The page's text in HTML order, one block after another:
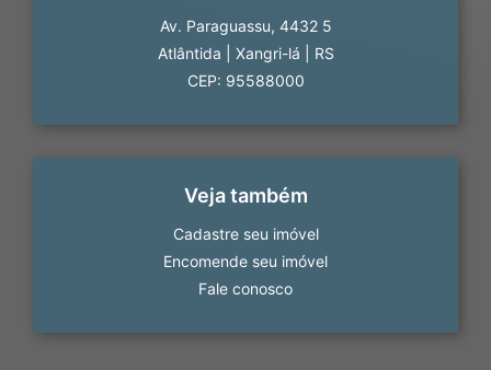
Av. Paraguassu, 4432 5
Atlântida
Xangri-lá
RS
CEP: 95588000
Veja também
Cadastre seu imóvel
Encomende seu imóvel
Fale conosco